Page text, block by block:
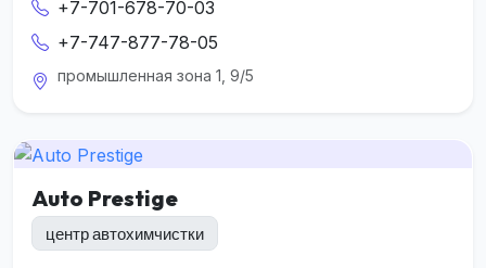
+7-701-678-70-03
+7-747-877-78-05
промышленная зона 1, 9/5
Auto Prestige
центр автохимчистки